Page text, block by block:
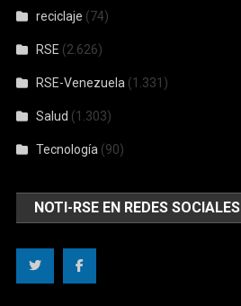
reciclaje (74)
RSE (2.626)
RSE-Venezuela (1.331)
Salud (1.303)
Tecnología (90)
NOTI-RSE EN REDES SOCIALES